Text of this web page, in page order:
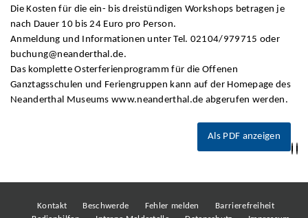
Die Kosten für die ein- bis dreistündigen Workshops betragen je
nach Dauer 10 bis 24 Euro pro Person.
Anmeldung und Informationen unter Tel. 02104/979715 oder
buchung@neanderthal.de.
Das komplette Osterferienprogramm für die Offenen
Ganztagsschulen und Feriengruppen kann auf der Homepage des
Neanderthal Museums www.neanderthal.de abgerufen werden.
Als PDF anzeigen
Kontakt Beschwerde Fehler melden
Barrierefreiheit